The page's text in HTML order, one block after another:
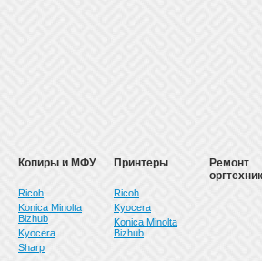
Копиры и МФУ
Ricoh
Konica Minolta
Bizhub
Kyocera
Sharp
Принтеры
Ricoh
Kyocera
Konica Minolta
Bizhub
Ремонт